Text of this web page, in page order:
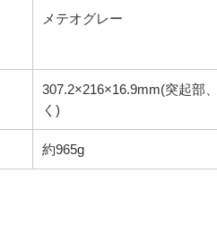
メテオグレー
307.2×216×16.9mm(突起部
く)
約965g